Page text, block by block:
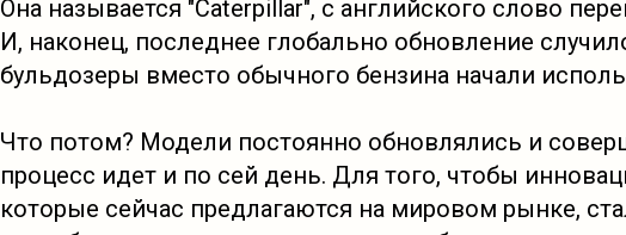
Она называется "Caterpillar", с английского слово
И, наконец, последнее глобально обновление
бульдозеры вместо обычного бензина начали
Что потом? Модели постоянно обновлялись и
процесс идет и по сей день. Для того, чтобы
которые сейчас предлагаются на мировом рынке,